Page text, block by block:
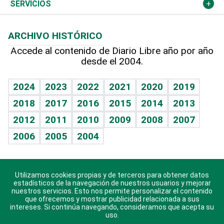
Hablando con el pediatra
Vida y familia
Eñe
Celebrando la vida
Sin complejos
En pocas palabras
Escuchando al corazón
Economía Personal
Más deportes
Línea de hit
TBT Deportivo
Columnistas
Más firmas
Cambio climático
Opinión
Hecho en casa
Guía del dinero
SERVICIOS
Cumpleaños
Horóscopos
Crucigramas
ARCHIVO HISTÓRICO
Accede al contenido de Diario Libre año por año
desde el 2004.
2024 2023 2022 2021 2020
2019
2018
2017 2016 2015 2014
2013
2012
2011 2010 2009 2008
2007
2006
2005 2004
Descarga nuestras aplicaciones para Android, iOS y
sistema Huawei.
Utilizamos cookies propias y de terceros para obtener datos
estadísticos de la navegación de nuestros usuarios y mejorar
nuestros servicios. Esto nos permite personalizar el contenido
que ofrecemos y mostrar publicidad relacionada a sus
intereses. Si continúa navegando, consideramos que acepta su
uso.